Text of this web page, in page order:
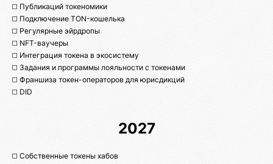
◻️ Публикаций токеномики
◻️ Подключение TON-кошелька
◻️ Регулярные эйрдропы
◻️ NFT-ваучеры
◻️ Интеграция токена в экосистему
◻️ Задания и программы лояльности с токенами
◻️ Франшиза токен-операторов для юрисдикций
◻️ DID
2027
◻️ Собственные токены хабов